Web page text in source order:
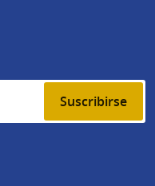
Suscribirse